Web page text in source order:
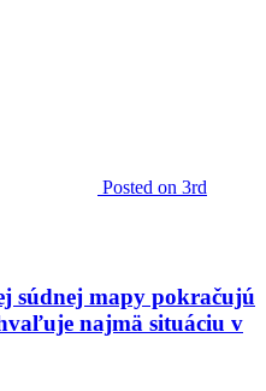
Posted on 3rd
súdnej mapy pokračujú
najmä situáciu v